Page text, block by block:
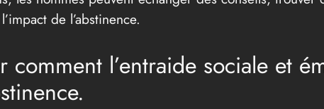
de l’abstinence.
comment l’entraide sociale et